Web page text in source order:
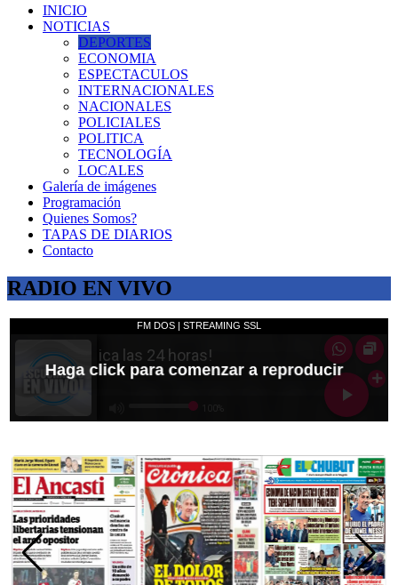
INICIO
NOTICIAS
DEPORTES
ECONOMIA
ESPECTACULOS
INTERNACIONALES
NACIONALES
POLICIALES
POLITICA
TECNOLOGÍA
LOCALES
Galería de imágenes
Programación
Quienes Somos?
TAPAS DE DIARIOS
Contacto
RADIO EN VIVO